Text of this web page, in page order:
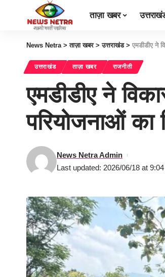
ताज़ा खबर
News Netra>ताज़ा खबर>उत्तराखंड> एमडीडीए ने
उत्तराखंड ताज़ा खबर राजनीती
एमडीडीए ने
परियोजनाओं का
Last updated: 2026/06/18 at
News Netra Admin